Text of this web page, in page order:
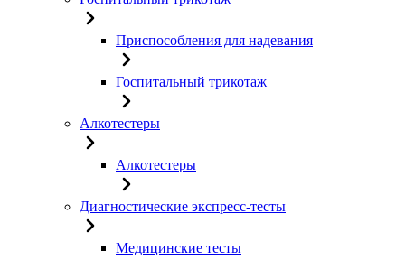
Приспособления для надевания
Госпитальный трикотаж
Алкотестеры
Алкотестеры
Диагностические экспресс-тесты
Медицинские тесты